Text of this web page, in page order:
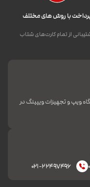
با روش های مختلف
از تمام کارت‌های شتاب
ویپ و تجهیزات ویپینگ در
۰۲۱-۲۲۴۹۷۴۹۶